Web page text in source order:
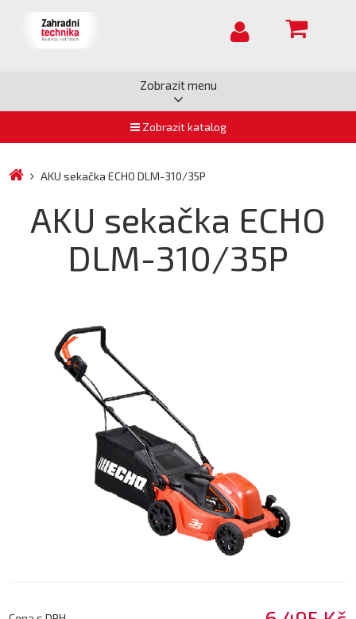
Zobrazit menu
Zobrazit katalog
AKU sekačka ECHO DLM-310/35P
AKU sekačka ECHO
DLM-310/35P